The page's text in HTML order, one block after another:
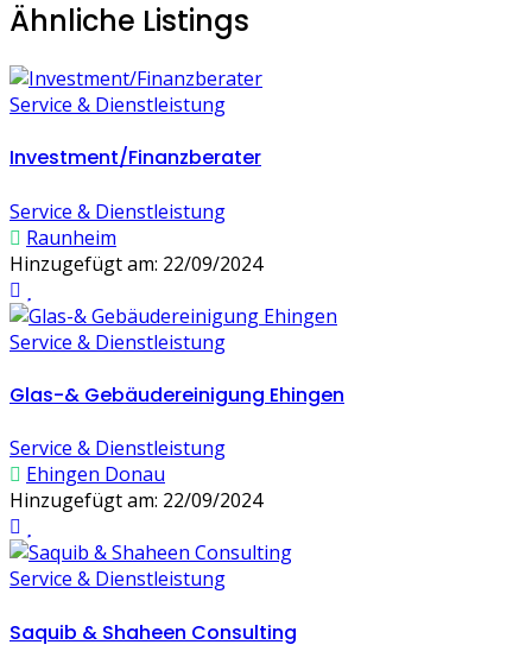
Ähnliche Listings
Service & Dienstleistung
Investment/Finanzberater
Service & Dienstleistung
Raunheim
Hinzugefügt am: 22/09/2024
Service & Dienstleistung
Glas-& Gebäudereinigung Ehingen
Service & Dienstleistung
Ehingen Donau
Hinzugefügt am: 22/09/2024
Service & Dienstleistung
Saquib & Shaheen Consulting